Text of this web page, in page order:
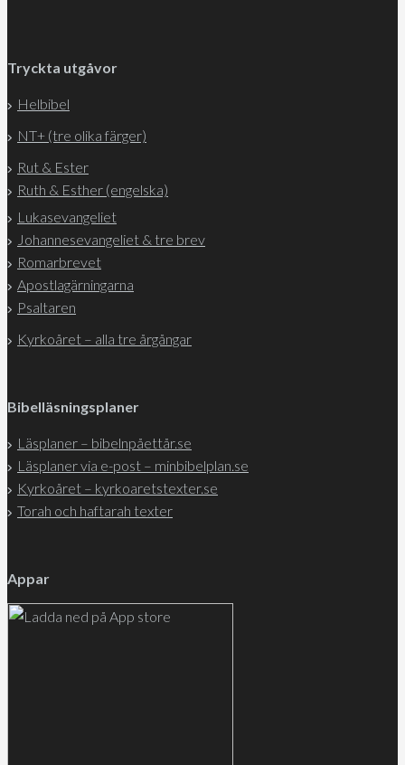
Tryckta utgåvor
Helbibel
NT+ (tre olika färger)
Rut & Ester
Ruth & Esther (engelska)
Lukasevangeliet
Johannesevangeliet & tre brev
Romarbrevet
Apostlagärningarna
Psaltaren
Kyrkoåret – alla tre årgångar
Bibelläsningsplaner
Läsplaner – bibelnpåettår.se
Läsplaner via e-post – minbibelplan.se
Kyrkoåret – kyrkoaretstexter.se
Torah och haftarah texter
Appar